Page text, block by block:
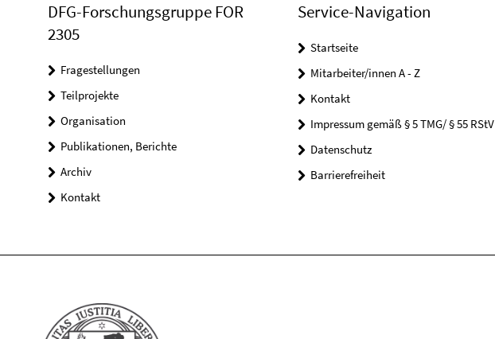
DFG-Forschungsgruppe FOR
2305
Fragestellungen
Teilprojekte
Organisation
Publikationen, Berichte
Archiv
Kontakt
Service-Navigation
Startseite
Mitarbeiter/innen A - Z
Kontakt
Impressum gemäß § 5 TMG/ § 55 RStV
Datenschutz
Barrierefreiheit